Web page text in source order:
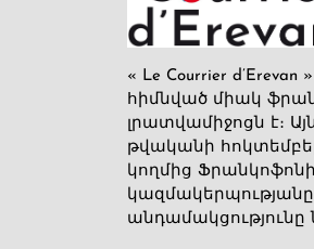
« Le Courrier
հիմնված միակ
լրատվամիջոցն է։
թվականի
կողմից
կազմակերպությանը
անդամակցությունը